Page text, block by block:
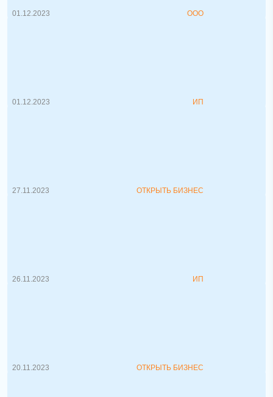
01.12.2023 ООО
01.12.2023 ИП
27.11.2023 ОТКРЫТЬ БИЗНЕС
26.11.2023 ИП
20.11.2023 ОТКРЫТЬ БИЗНЕС